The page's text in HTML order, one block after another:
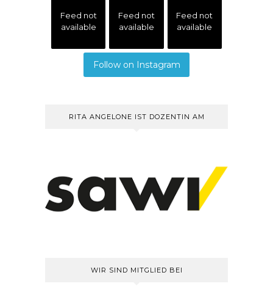
Feed not
available
Feed not
available
Feed not
available
Follow on Instagram
RITA ANGELONE IST DOZENTIN AM
WIR SIND MITGLIED BEI